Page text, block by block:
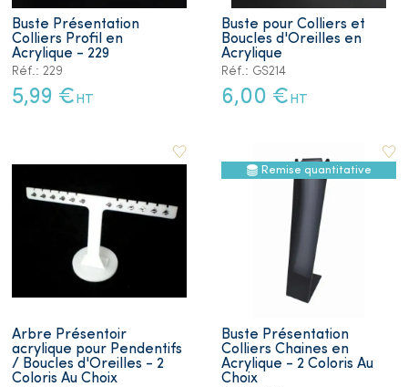
Buste Présentation
Colliers Profil en
Acrylique - 229
Réf.: 229
5,99 € HT
Buste pour Colliers et
Boucles d'Oreilles en
Acrylique
Réf.: GS214
6,00 € HT
Arbre Présentoir
acrylique pour Pendentifs
/ Boucles d'Oreilles - 2
Coloris Au Choix
Remise quantitative
Buste Présentation
Colliers Chaines en
Acrylique - 2 Coloris Au
Choix